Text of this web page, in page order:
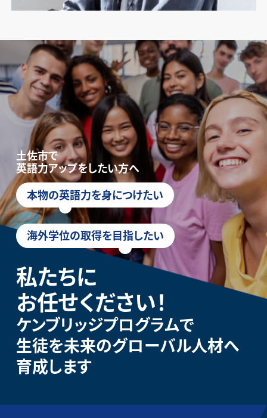
土佐市で
英語力アップをしたい方へ
本物の英語力を身につけたい
海外学位の取得を目指したい
私たちに
お任せください！
ケンブリッジプログラムで
生徒を未来のグローバル人材へ
育成します